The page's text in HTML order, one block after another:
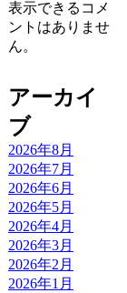
表示できるコメ
ントはありませ
ん。
アーカイ
ブ
2026年8月
2026年7月
2026年6月
2026年5月
2026年4月
2026年3月
2026年2月
2026年1月